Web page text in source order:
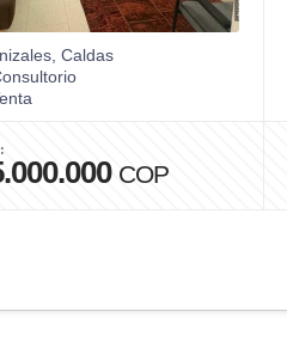
Caldas
COP